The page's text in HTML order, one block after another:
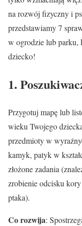
na rozwój fizyczny i
przedstawiamy 7
w ogrodzie lub parku,
dziecko!
1.
Przygotuj mapę lub
wieku Twojego
przedmioty w
kamyk, patyk w
złożone zadania
zrobienie odcisku
ptaka).
Co rozwija: